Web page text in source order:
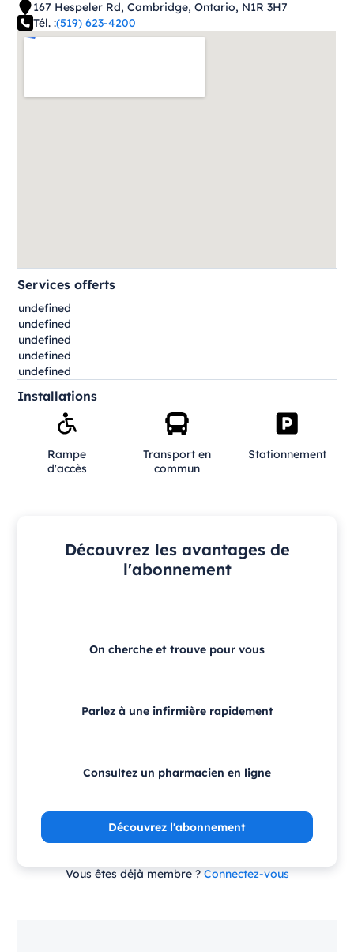
167 Hespeler Rd, Cambridge, Ontario, N1R 3H7
Tél. :(519) 623-4200
Services offerts
undefined
undefined
undefined
undefined
undefined
Installations
Rampe
d'accès
Transport en
commun
Stationnement
Découvrez les avantages de
l'abonnement
On cherche et trouve pour vous
Parlez à une infirmière rapidement
Consultez un pharmacien en ligne
Découvrez l'abonnement
Vous êtes déjà membre ? Connectez-vous